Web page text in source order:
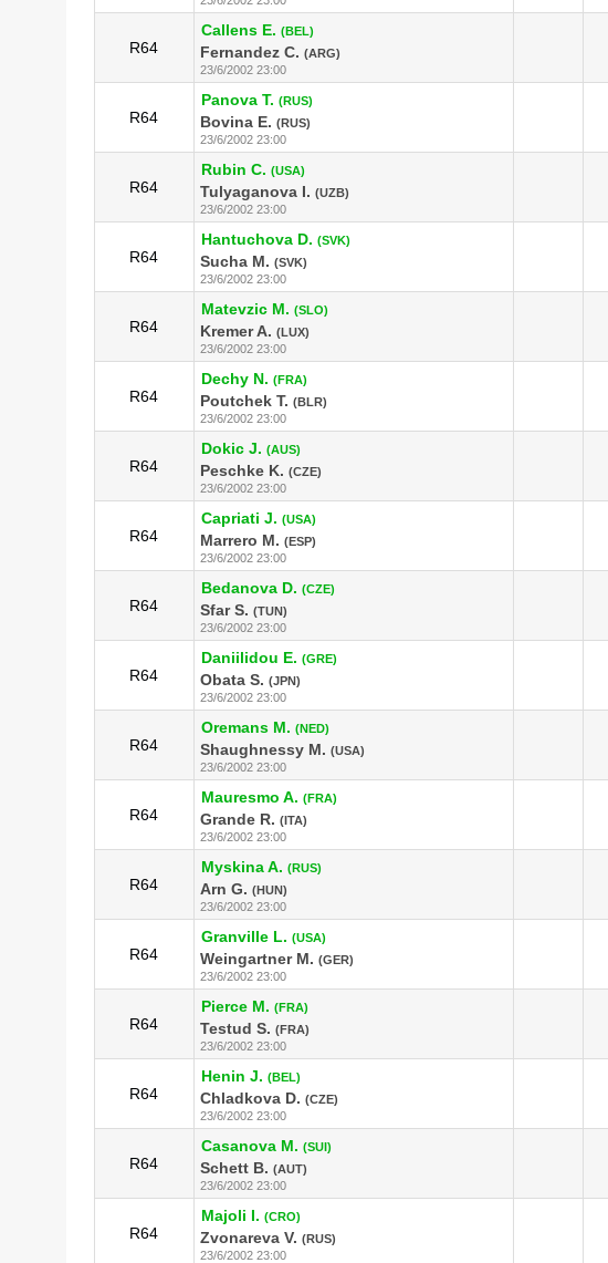
R64
Callens E. (BEL)
Fernandez C. (ARG)
23/6/2002 23:00
R64
Panova T. (RUS)
Bovina E. (RUS)
23/6/2002 23:00
R64
Rubin C. (USA)
Tulyaganova I. (UZB)
23/6/2002 23:00
R64
Hantuchova D. (SVK)
Sucha M. (SVK)
23/6/2002 23:00
R64
Matevzic M. (SLO)
Kremer A. (LUX)
23/6/2002 23:00
R64
Dechy N. (FRA)
Poutchek T. (BLR)
23/6/2002 23:00
R64
Dokic J. (AUS)
Peschke K. (CZE)
23/6/2002 23:00
R64
Capriati J. (USA)
Marrero M. (ESP)
23/6/2002 23:00
R64
Bedanova D. (CZE)
Sfar S. (TUN)
23/6/2002 23:00
R64
Daniilidou E. (GRE)
Obata S. (JPN)
23/6/2002 23:00
R64
Oremans M. (NED)
Shaughnessy M. (USA)
23/6/2002 23:00
R64
Mauresmo A. (FRA)
Grande R. (ITA)
23/6/2002 23:00
R64
Myskina A. (RUS)
Arn G. (HUN)
23/6/2002 23:00
R64
Granville L. (USA)
Weingartner M. (GER)
23/6/2002 23:00
R64
Pierce M. (FRA)
Testud S. (FRA)
23/6/2002 23:00
R64
Henin J. (BEL)
Chladkova D. (CZE)
23/6/2002 23:00
R64
Casanova M. (SUI)
Schett B. (AUT)
23/6/2002 23:00
R64
Majoli I. (CRO)
Zvonareva V. (RUS)
23/6/2002 23:00